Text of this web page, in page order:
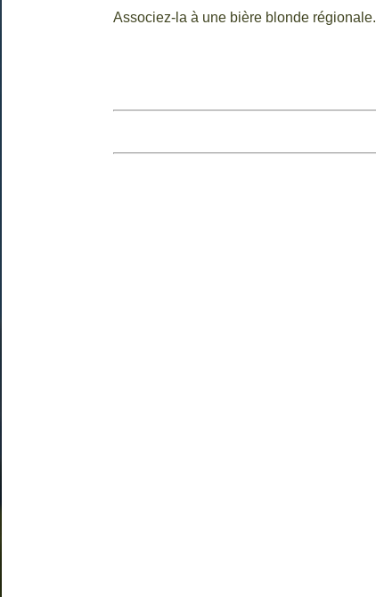
Associez-la à une bière blonde régionale.